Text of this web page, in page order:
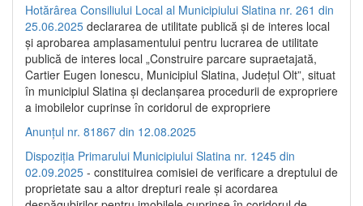
Hotărârea Consiliului Local al Municipiului Slatina nr. 261 din
25.06.2025 declararea de utilitate publică și de interes local
și aprobarea amplasamentului pentru lucrarea de utilitate
publică de interes local „Construire parcare supraetajată,
Cartier Eugen Ionescu, Municipiul Slatina, Județul Olt”, situat
în municipiul Slatina și declanșarea procedurii de expropriere
a imobilelor cuprinse în coridorul de expropriere
Anunțul nr. 81867 din 12.08.2025
Dispoziția Primarului Municipiului Slatina nr. 1245 din
02.09.2025 - constituirea comisiei de verificare a dreptului de
proprietate sau a altor drepturi reale și acordarea